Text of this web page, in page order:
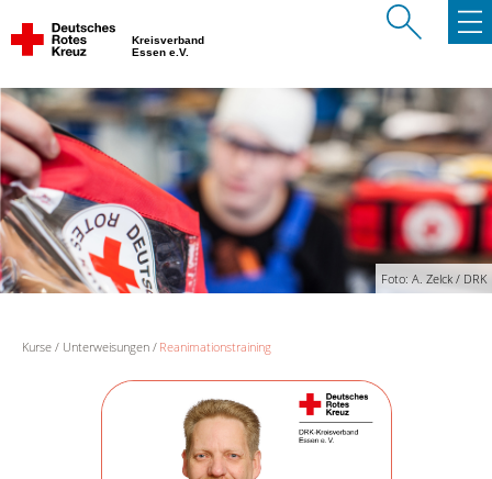
Kreisverband
Essen e.V.
Foto: A. Zelck / DRK
Kurse Unterweisungen Reanimationstraining